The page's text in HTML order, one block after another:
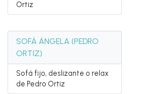
Ortiz
SOFÁ ÁNGELA (PEDRO
ORTIZ)
Sofá fijo, deslizante o relax
de Pedro Ortiz